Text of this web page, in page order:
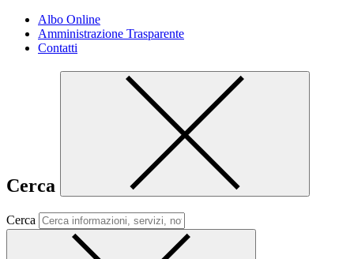
Albo Online
Amministrazione Trasparente
Contatti
Cerca
Cerca